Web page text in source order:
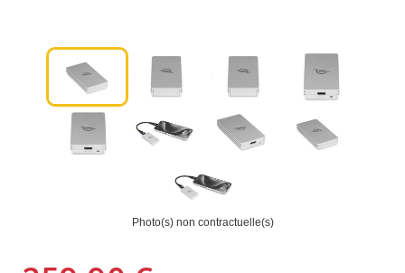
Photo(s) non contractuelle(s)